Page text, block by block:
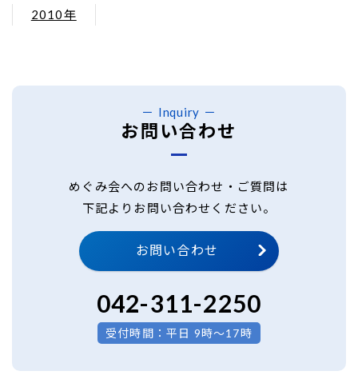
2010年
Inquiry
お問い合わせ
めぐみ会へのお問い合わせ・ご質問は
下記よりお問い合わせください。
お問い合わせ
042-311-2250
受付時間：平日 9時～17時